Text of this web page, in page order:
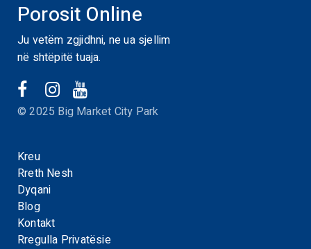
Porosit Online
Ju vetëm zgjidhni, ne ua sjellim
në shtëpitë tuaja.
© 2025 Big Market City Park
Kreu
Rreth Nesh
Dyqani
Blog
Kontakt
Rregulla Privatësie